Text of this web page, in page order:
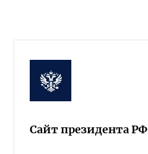
Сайт президента РФ